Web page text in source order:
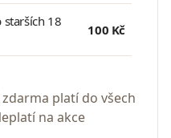
18
100 Kč
platí do všech
na akce